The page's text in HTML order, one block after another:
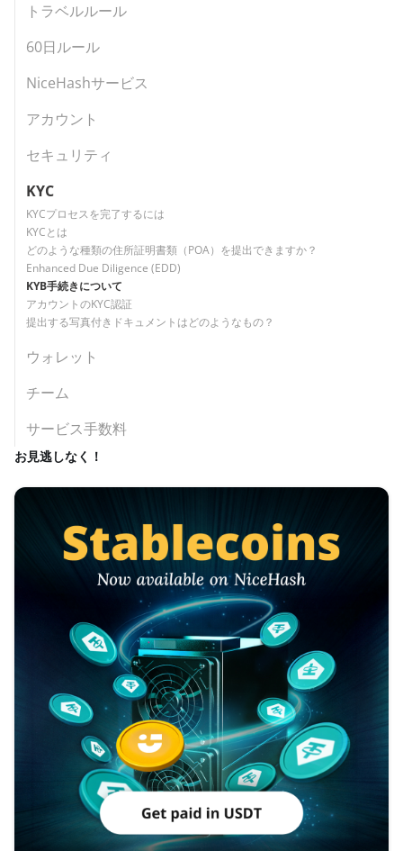
トラベルルール
60日ルール
NiceHashサービス
アカウント
セキュリティ
KYC
KYCプロセスを完了するには
KYCとは
どのような種類の住所証明書類（POA）を提出できますか？
Enhanced Due Diligence (EDD)
KYB手続きについて
アカウントのKYC認証
提出する写真付きドキュメントはどのようなもの？
ウォレット
チーム
サービス手数料
お見逃しなく！